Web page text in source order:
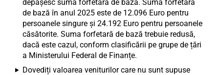
depășesc suma forfetară de bază. Suma forfetară
de bază în anul 2025 este de 12.096 Euro pentru
persoanele singure și 24.192 Euro pentru persoanele
căsătorite. Suma forfetară de bază trebuie redusă,
dacă este cazul, conform clasificării pe grupe de țări
a Ministerului Federal de Finanțe.
Dovediți valoarea veniturilor care nu sunt supuse